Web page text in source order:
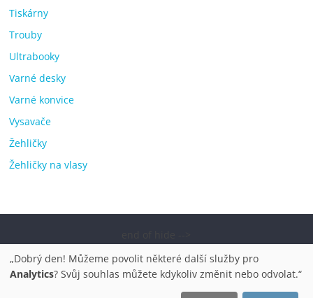
Tiskárny
Trouby
Ultrabooky
Varné desky
Varné konvice
Vysavače
Žehličky
Žehličky na vlasy
pračky, televize, notebooky, mobilní telefony, kávovary,
bazény. Všechna práva vyhrazena.
„Dobrý den! Můžeme povolit některé další služby pro
Analytics? Svůj souhlas můžete kdykoliv změnit nebo odvolat.“